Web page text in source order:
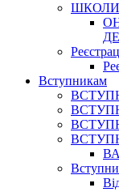
ШКОЛИ,
Вступникам